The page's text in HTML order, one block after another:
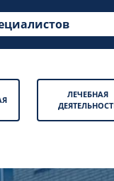
ЛЕЧЕБНАЯ